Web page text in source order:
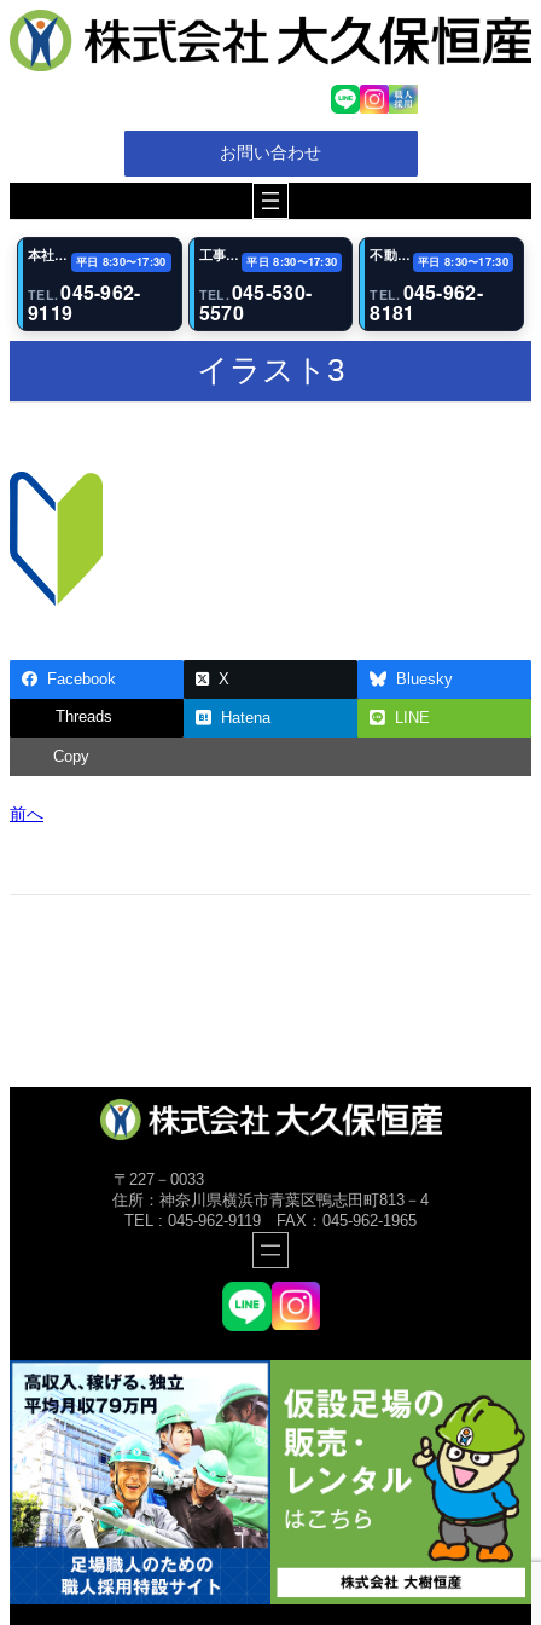
内
容
を
お問い合わせ
本社・代表電話 平日 8:30〜17:30
TEL. 045-962-
9119
工事（恩田事業所） 平日 8:30〜17:30
TEL. 045-530-
5570
不動産事業部 平日 8:30〜17:30
TEL. 045-962-
8181
イラスト3
Facebook X Bluesky
Threads Hatena LINE
Copy
前へ
〒227－0033
住所：神奈川県横浜市青葉区鴨志田町813－4
TEL : 045-962-9119 FAX：045-962-1965